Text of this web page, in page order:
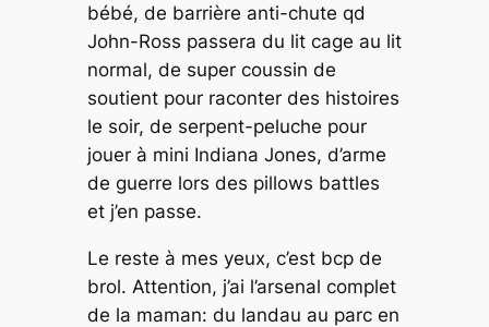
bébé, de barrière anti-chute qd
John-Ross passera du lit cage au lit
normal, de super coussin de
soutient pour raconter des histoires
le soir, de serpent-peluche pour
jouer à mini Indiana Jones, d’arme
de guerre lors des pillows battles
et j’en passe.
Le reste à mes yeux, c’est bcp de
brol. Attention, j’ai l’arsenal complet
de la maman: du landau au parc en